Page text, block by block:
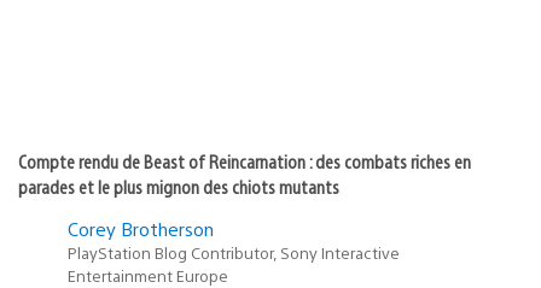
Compte rendu de Beast of Reincarnation : des combats riches en
parades et le plus mignon des chiots mutants
Corey Brotherson
PlayStation Blog Contributor, Sony Interactive
Entertainment Europe